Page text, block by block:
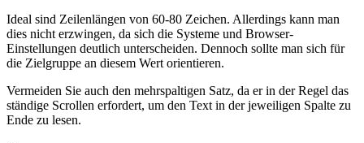
Ideal sind Zeilenlängen von 60-80 Zeichen. Allerdings kann man
dies nicht erzwingen, da sich die Systeme und Browser-
Einstellungen deutlich unterscheiden. Dennoch sollte man sich für
die Zielgruppe an diesem Wert orientieren.
Vermeiden Sie auch den mehrspaltigen Satz, da er in der Regel das
ständige Scrollen erfordert, um den Text in der jeweiligen Spalte zu
Ende zu lesen.